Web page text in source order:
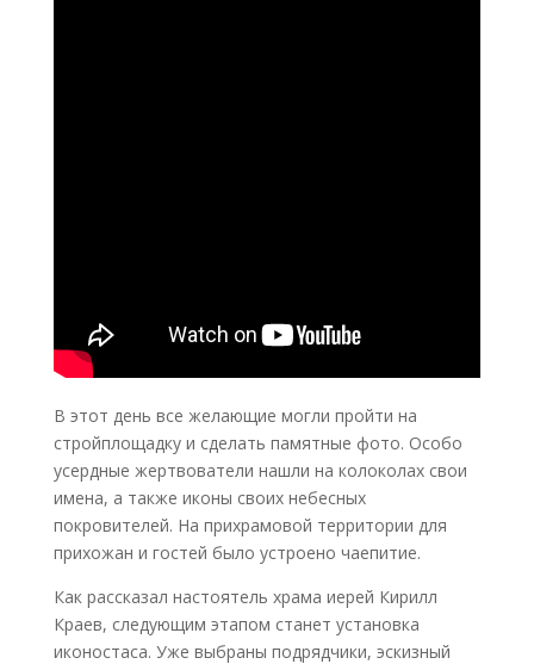
В этот день все желающие могли пройти на
стройплощадку и сделать памятные фото. Особо
усердные жертвователи нашли на колоколах свои
имена, а также иконы своих небесных
покровителей. На прихрамовой территории для
прихожан и гостей было устроено чаепитие.
Как рассказал настоятель храма иерей Кирилл
Краев, следующим этапом станет установка
иконостаса. Уже выбраны подрядчики, эскизный